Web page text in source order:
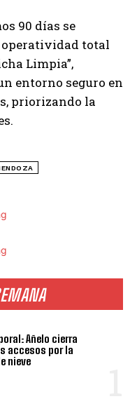
Añelo cierra
accesos por la
nieve
90 días se
total
Limpia”,
entorno seguro en
priorizando la